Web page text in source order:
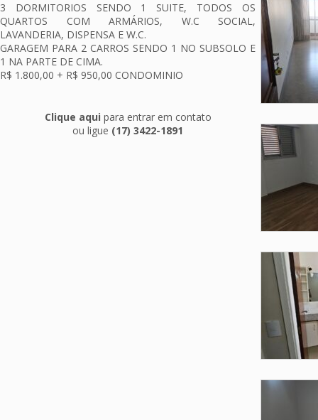
3 DORMITORIOS SENDO 1 SUITE, TODOS OS
QUARTOS COM ARMÁRIOS, W.C SOCIAL,
LAVANDERIA, DISPENSA E W.C.
GARAGEM PARA 2 CARROS SENDO 1 NO SUBSOLO E
1 NA PARTE DE CIMA.
R$ 1.800,00 + R$ 950,00 CONDOMINIO
Clique aqui para entrar em contato
ou ligue (17) 3422-1891